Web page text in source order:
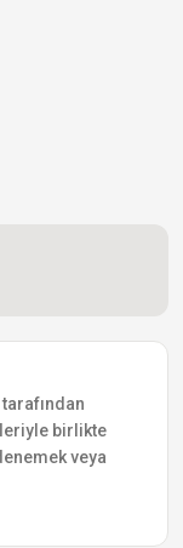
birlikte
veya